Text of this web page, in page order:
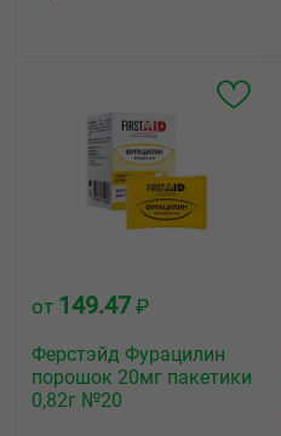
от 149.47 ₽
Ферстэйд Фурацилин
порошок 20мг пакетики
0,82г №20